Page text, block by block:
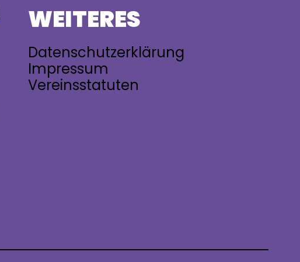
WEITERES
Datenschutzerklärung
Impressum
Vereinsstatuten